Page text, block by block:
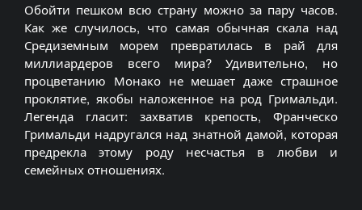
Обойти пешком всю страну можно за пару часов.
Как же случилось, что самая обычная скала над
Средиземным морем превратилась в рай для
миллиардеров всего мира? Удивительно, но
процветанию Монако не мешает даже страшное
проклятие, якобы наложенное на род Гримальди.
Легенда гласит: захватив крепость, Франческо
Гримальди надругался над знатной дамой, которая
предрекла этому роду несчастья в любви и
семейных отношениях.